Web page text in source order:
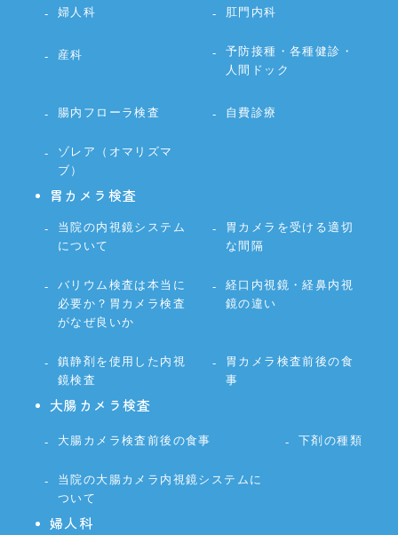
婦人科 肛門内科
産科
予防接種・各種健診・
人間ドック
腸内フローラ検査 自費診療
ゾレア（オマリズマ
ブ）
胃カメラ検査
当院の内視鏡システム
について
胃カメラを受ける適切
な間隔
バリウム検査は本当に
必要か？胃カメラ検査
がなぜ良いか
経口内視鏡・経鼻内視
鏡の違い
鎮静剤を使用した内視
鏡検査
胃カメラ検査前後の食
事
大腸カメラ検査
大腸カメラ検査前後の食事 下剤の種類
当院の大腸カメラ内視鏡システムに
ついて
婦人科